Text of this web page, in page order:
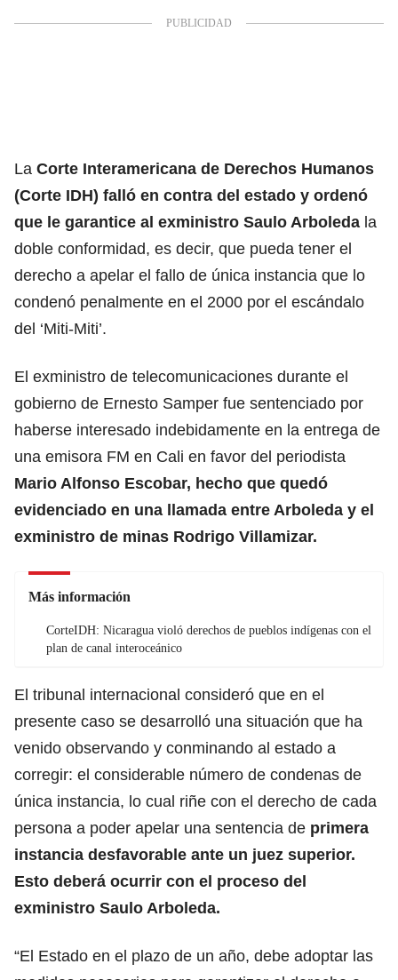
La Corte Interamericana de Derechos Humanos
(Corte IDH) falló en contra del estado y ordenó
que le garantice al exministro Saulo Arboleda la
doble conformidad, es decir, que pueda tener el
derecho a apelar el fallo de única instancia que lo
condenó penalmente en el 2000 por el escándalo
del ‘Miti-Miti’.
El exministro de telecomunicaciones durante el
gobierno de Ernesto Samper fue sentenciado por
haberse interesado indebidamente en la entrega de
una emisora FM en Cali en favor del periodista
Mario Alfonso Escobar, hecho que quedó
evidenciado en una llamada entre Arboleda y el
exministro de minas Rodrigo Villamizar.
Más información
CorteIDH: Nicaragua violó derechos de pueblos indígenas con el
plan de canal interoceánico
El tribunal internacional consideró que en el
presente caso se desarrolló una situación que ha
venido observando y conminando al estado a
corregir: el considerable número de condenas de
única instancia, lo cual riñe con el derecho de cada
persona a poder apelar una sentencia de primera
instancia desfavorable ante un juez superior.
Esto deberá ocurrir con el proceso del
exministro Saulo Arboleda.
“El Estado en el plazo de un año, debe adoptar las